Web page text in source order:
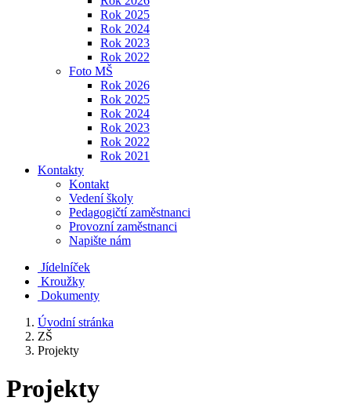
Rok 2025
Rok 2024
Rok 2023
Rok 2022
Foto MŠ
Rok 2026
Rok 2025
Rok 2024
Rok 2023
Rok 2022
Rok 2021
Kontakty
Kontakt
Vedení školy
Pedagogičtí zaměstnanci
Provozní zaměstnanci
Napište nám
Jídelníček
Kroužky
Dokumenty
Úvodní stránka
ZŠ
Projekty
Projekty